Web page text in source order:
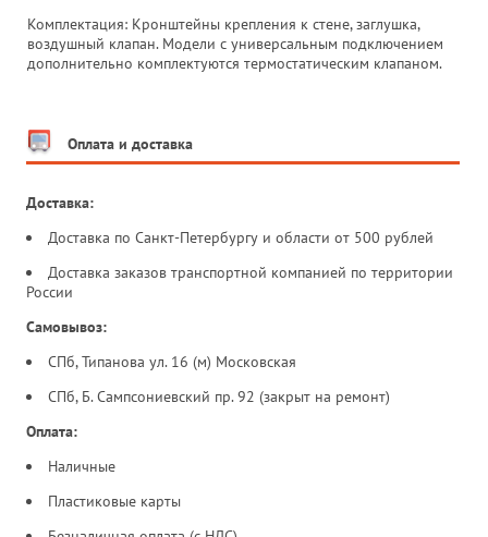
Комплектация: Кронштейны крепления к стене, заглушка,
воздушный клапан. Mодели с универсальным подключением
дополнительно комплектуются термостатическим клапаном.
Оплата и доставка
Доставка:
Доставка по Санкт-Петербургу и области от 500 рублей
Доставка заказов транспортной компанией по территории
России
Самовывоз:
СПб, Типанова ул. 16 (м) Московская
СПб, Б. Сампсониевский пр. 92 (закрыт на ремонт)
Оплата:
Наличные
Пластиковые карты